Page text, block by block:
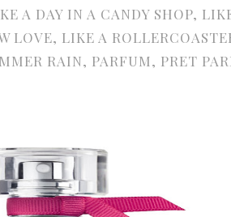
A DAY IN A CANDY SHOP,
LOVE, LIKE A
RAIN, PARFUM, PRET